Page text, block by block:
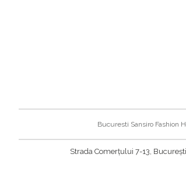
Bucuresti Sansiro Fashion
Strada Comerțului 7-13,